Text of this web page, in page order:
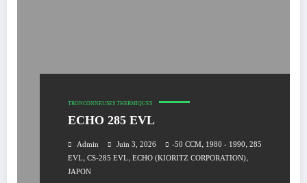
TRONCONNEUSES THERMIQUES
ECHO 285 EVL
Admin Juin 3, 2026 -50 CCM, 1980 - 1990, 285
EVL, CS-285 EVL, ECHO (KIORITZ CORPORATION),
JAPON